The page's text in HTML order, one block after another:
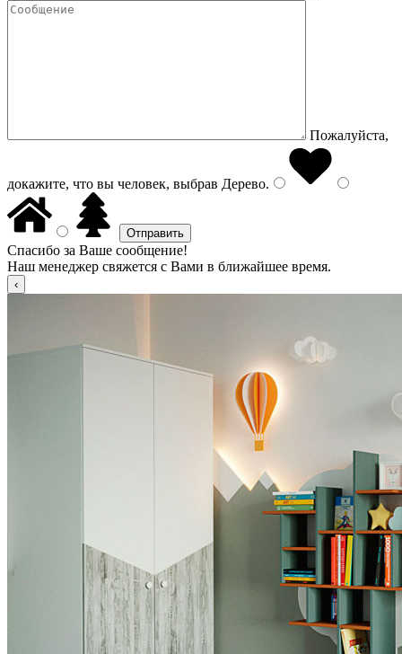
Пожалуйста,
докажите, что вы человек, выбрав Дерево.
Спасибо за Ваше сообщение!
Наш менеджер свяжется с Вами в ближайшее время.